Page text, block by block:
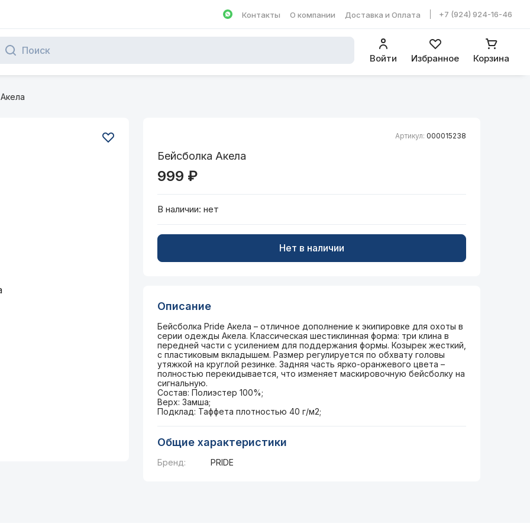
Написать в WhatsApp
Контакты О компании Доставка и Оплата +7 (924) 924-16-46
Войти Избранное Корзина
Артикул: 000015238
Бейсболка Акела
999 ₽
В наличии: нет
Нет в наличии
Описание
Бейсболка Pride Акела – отличное дополнение к экипировке для охоты в
серии одежды Акела. Классическая шестиклинная форма: три клина в
передней части с усилением для поддержания формы. Козырек жесткий,
с пластиковым вкладышем. Размер регулируется по обхвату головы
утяжкой на круглой резинке. Задняя часть ярко-оранжевого цвета –
полностью перекидывается, что изменяет маскировочную бейсболку на
сигнальную.
Состав: Полиэстер 100%;
Верх: Замша;
Подклад: Таффета плотностью 40 г/м2;
Общие характеристики
Бренд: PRIDE